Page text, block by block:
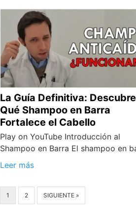
La Guía Definitiva: Descubre
Qué Shampoo en Barra
Fortalece el Cabello
Play on YouTube Introducción al
Shampoo en Barra El shampoo en
Leer más
1 2 SIGUIENTE »